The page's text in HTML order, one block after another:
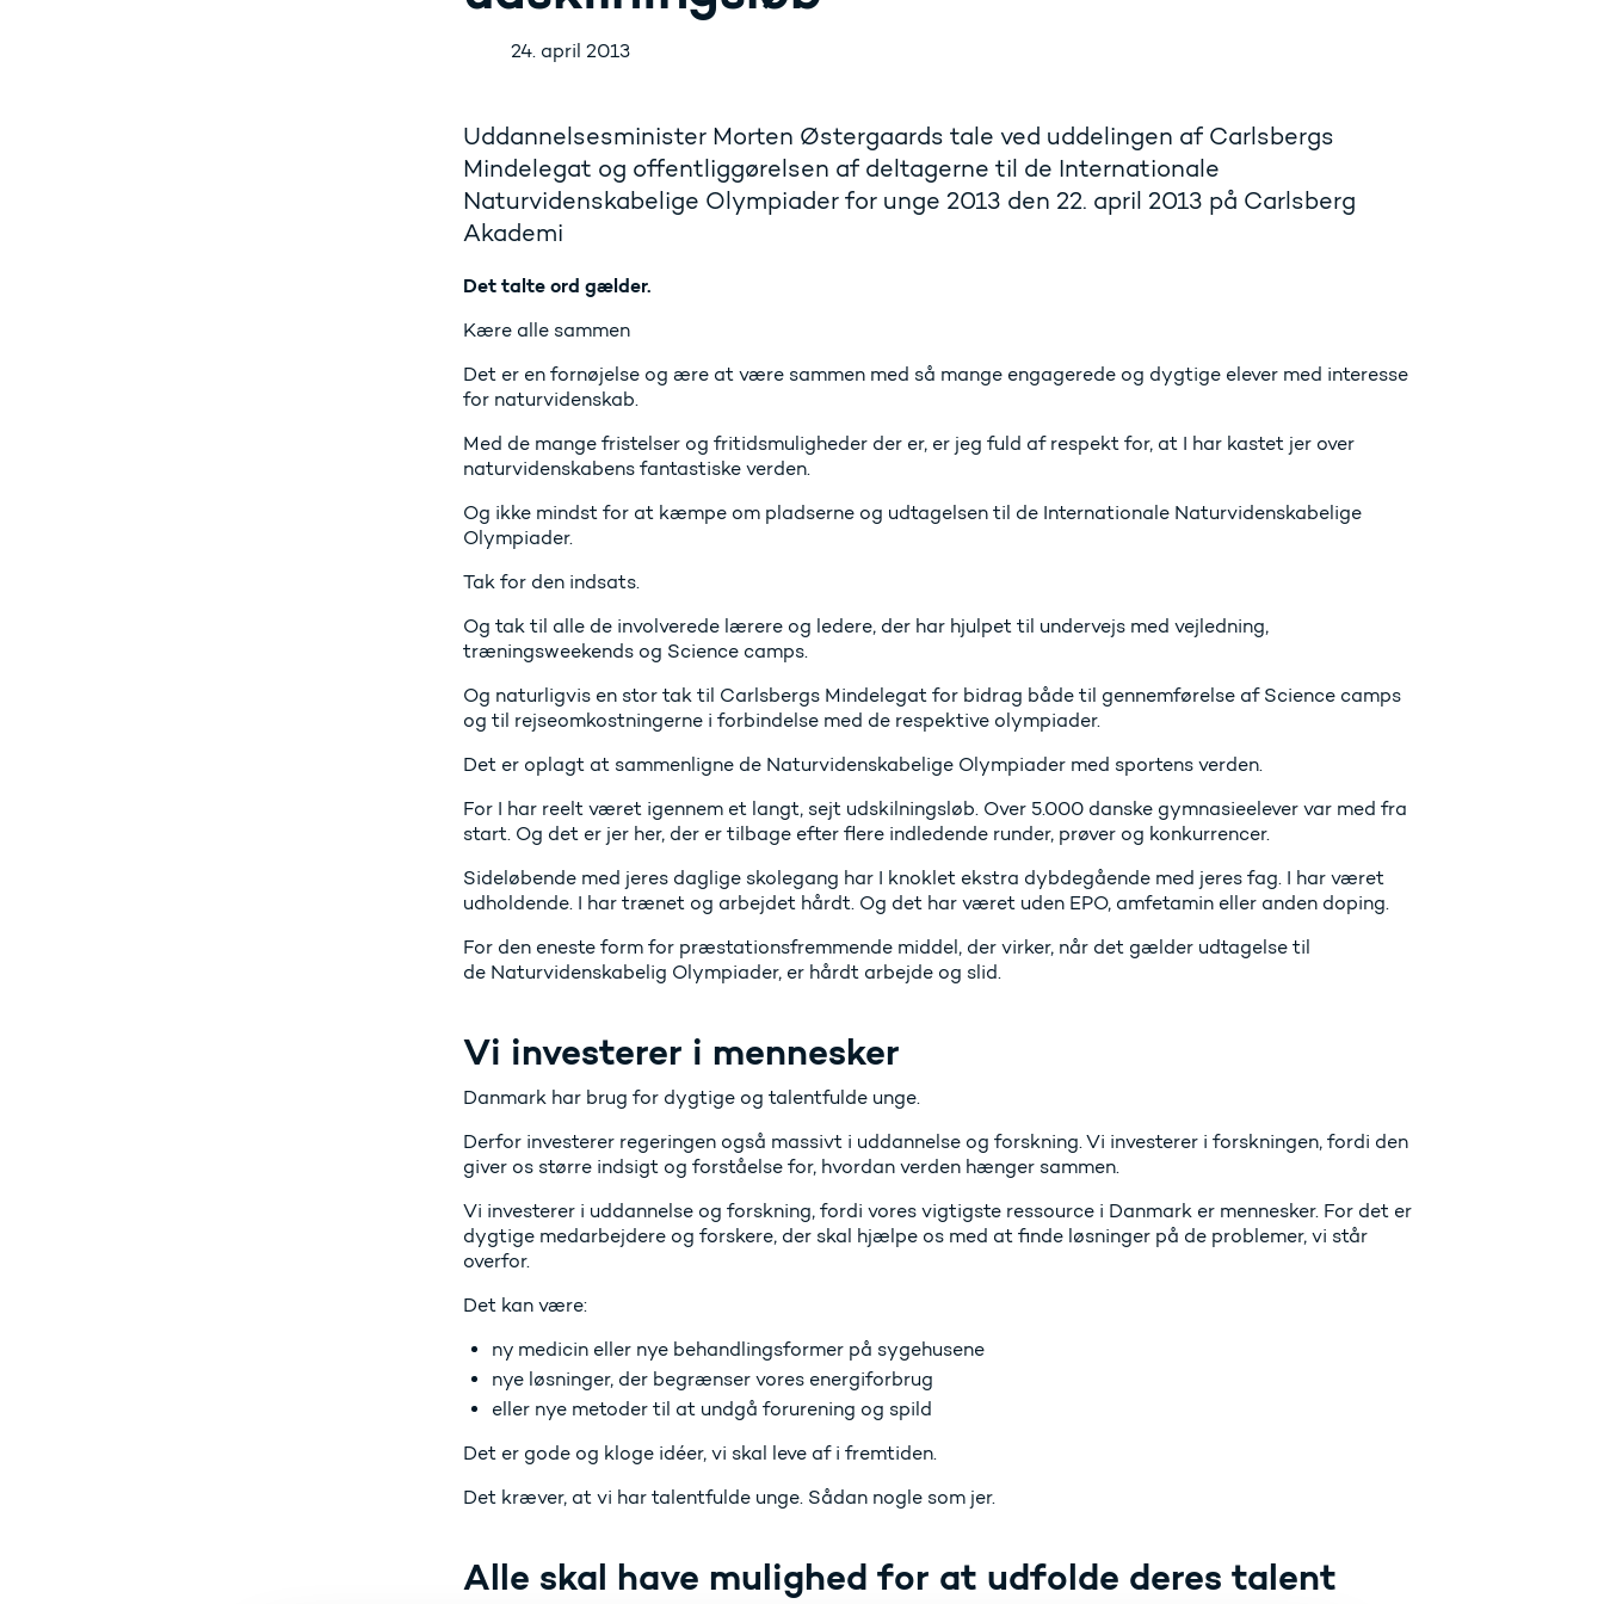
24. april 2013
Uddannelsesminister Morten Østergaards tale ved uddelingen af Carlsbergs
Mindelegat og offentliggørelsen af deltagerne til de Internationale
Naturvidenskabelige Olympiader for unge 2013 den 22. april 2013 på Carlsberg
Akademi
Det talte ord gælder.
Kære alle sammen
Det er en fornøjelse og ære at være sammen med så mange engagerede og dygtige elever med interesse
for naturvidenskab.
Med de mange fristelser og fritidsmuligheder der er, er jeg fuld af respekt for, at I har kastet jer over
naturvidenskabens fantastiske verden.
Og ikke mindst for at kæmpe om pladserne og udtagelsen til de Internationale Naturvidenskabelige
Olympiader.
Tak for den indsats.
Og tak til alle de involverede lærere og ledere, der har hjulpet til undervejs med vejledning,
træningsweekends og Science camps.
Og naturligvis en stor tak til Carlsbergs Mindelegat for bidrag både til gennemførelse af Science camps
og til rejseomkostningerne i forbindelse med de respektive olympiader.
Det er oplagt at sammenligne de Naturvidenskabelige Olympiader med sportens verden.
For I har reelt været igennem et langt, sejt udskilningsløb. Over 5.000 danske gymnasieelever var med fra
start. Og det er jer her, der er tilbage efter flere indledende runder, prøver og konkurrencer.
Sideløbende med jeres daglige skolegang har I knoklet ekstra dybdegående med jeres fag. I har været
udholdende. I har trænet og arbejdet hårdt. Og det har været uden EPO, amfetamin eller anden doping.
For den eneste form for præstationsfremmende middel, der virker, når det gælder udtagelse til
de Naturvidenskabelig Olympiader, er hårdt arbejde og slid.
Vi investerer i mennesker
Danmark har brug for dygtige og talentfulde unge.
Derfor investerer regeringen også massivt i uddannelse og forskning. Vi investerer i forskningen, fordi den
giver os større indsigt og forståelse for, hvordan verden hænger sammen.
Vi investerer i uddannelse og forskning, fordi vores vigtigste ressource i Danmark er mennesker. For det er
dygtige medarbejdere og forskere, der skal hjælpe os med at finde løsninger på de problemer, vi står
overfor.
Det kan være:
ny medicin eller nye behandlingsformer på sygehusene
nye løsninger, der begrænser vores energiforbrug
eller nye metoder til at undgå forurening og spild
Det er gode og kloge idéer, vi skal leve af i fremtiden.
Det kræver, at vi har talentfulde unge. Sådan nogle som jer.
Alle skal have mulighed for at udfolde deres talent